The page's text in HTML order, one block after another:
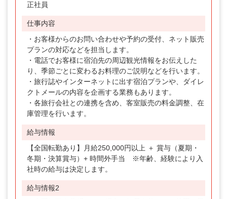
正社員
仕事内容
・お客様からのお問い合わせや予約の受付、ネット販売
プランの対応などを担当します。
・電話でお客様に宿泊先の周辺観光情報をお伝えした
り、季節ごとに変わるお料理のご説明などを行います。
・旅行誌やインターネットに出す宿泊プランや、ダイレ
クトメールの内容を企画する業務もあります。
・各旅行会社との連携を含め、客室販売の料金調整、在
庫管理を行います。
給与情報
【全国転勤あり】月給250,000円以上 ＋ 賞与（夏期・
冬期・決算賞与）+ 時間外手当 ※年齢、経験により入
社時の給与は決定します。
給与情報2